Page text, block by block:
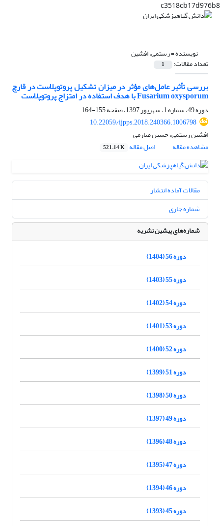
c3518cb17d976b8
نویسنده =رستمی، افشین
تعداد مقالات: 1
بررسی تأثیر عامل‌های مؤثر در میزان تشکیل پروتوپلاست در قارچ
Fusarium oxysporum با هدف استفاده در امتزاج پروتوپلاست
دوره 49، شماره 1، شهریور 1397، صفحه
155-164
10.22059/ijpps.2018.240366.1006798
افشین رستمی، حسین صارمی
مشاهده مقاله
اصل مقاله 521.14 K
مقالات آماده انتشار
شماره جاری
شماره‌های پیشین نشریه
دوره 56 (1404)
دوره 55 (1403)
دوره 54 (1402)
دوره 53 (1401)
دوره 52 (1400)
دوره 51 (1399)
دوره 50 (1398)
دوره 49 (1397)
دوره 48 (1396)
دوره 47 (1395)
دوره 46 (1394)
دوره 45 (1393)